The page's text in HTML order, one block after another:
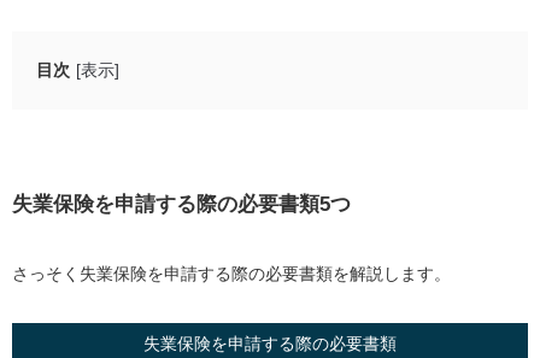
目次 [表示]
個人番号確認書類
写真
失業保険を申請する際の必要書類5つ
さっそく失業保険を申請する際の必要書類を解説します。
失業保険を申請する際の必要書類